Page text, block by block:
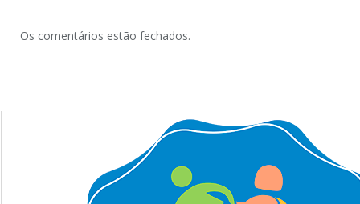
Os comentários estão fechados.